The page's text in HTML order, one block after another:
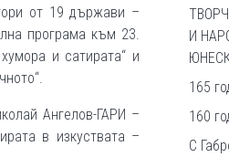
от 19 държави –
програма към 23.
и сатирата“ и
Ангелов-ГАРИ –
в изкуствата –
И
165
160
С